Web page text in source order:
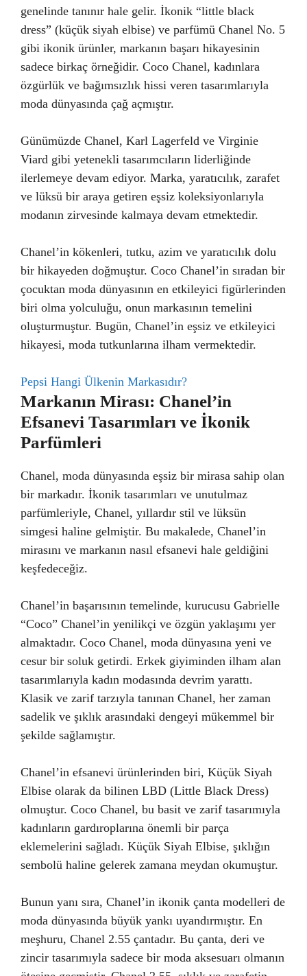
genelinde tanınır hale gelir. İkonik “little black
dress” (küçük siyah elbise) ve parfümü Chanel No. 5
gibi ikonik ürünler, markanın başarı hikayesinin
sadece birkaç örneğidir. Coco Chanel, kadınlara
özgürlük ve bağımsızlık hissi veren tasarımlarıyla
moda dünyasında çağ açmıştır.
Günümüzde Chanel, Karl Lagerfeld ve Virginie
Viard gibi yetenekli tasarımcıların liderliğinde
ilerlemeye devam ediyor. Marka, yaratıcılık, zarafet
ve lüksü bir araya getiren eşsiz koleksiyonlarıyla
modanın zirvesinde kalmaya devam etmektedir.
Chanel’in kökenleri, tutku, azim ve yaratıcılık dolu
bir hikayeden doğmuştur. Coco Chanel’in sıradan bir
çocuktan moda dünyasının en etkileyici figürlerinden
biri olma yolculuğu, onun markasının temelini
oluşturmuştur. Bugün, Chanel’in eşsiz ve etkileyici
hikayesi, moda tutkunlarına ilham vermektedir.
Pepsi Hangi Ülkenin Markasıdır?
Markanın Mirası: Chanel’in
Efsanevi Tasarımları ve İkonik
Parfümleri
Chanel, moda dünyasında eşsiz bir mirasa sahip olan
bir markadır. İkonik tasarımları ve unutulmaz
parfümleriyle, Chanel, yıllardır stil ve lüksün
simgesi haline gelmiştir. Bu makalede, Chanel’in
mirasını ve markanın nasıl efsanevi hale geldiğini
keşfedeceğiz.
Chanel’in başarısının temelinde, kurucusu Gabrielle
“Coco” Chanel’in yenilikçi ve özgün yaklaşımı yer
almaktadır. Coco Chanel, moda dünyasına yeni ve
cesur bir soluk getirdi. Erkek giyiminden ilham alan
tasarımlarıyla kadın modasında devrim yarattı.
Klasik ve zarif tarzıyla tanınan Chanel, her zaman
sadelik ve şıklık arasındaki dengeyi mükemmel bir
şekilde sağlamıştır.
Chanel’in efsanevi ürünlerinden biri, Küçük Siyah
Elbise olarak da bilinen LBD (Little Black Dress)
olmuştur. Coco Chanel, bu basit ve zarif tasarımıyla
kadınların gardıroplarına önemli bir parça
eklemelerini sağladı. Küçük Siyah Elbise, şıklığın
sembolü haline gelerek zamana meydan okumuştur.
Bunun yanı sıra, Chanel’in ikonik çanta modelleri de
moda dünyasında büyük yankı uyandırmıştır. En
meşhuru, Chanel 2.55 çantadır. Bu çanta, deri ve
zincir tasarımıyla sadece bir moda aksesuarı olmanın